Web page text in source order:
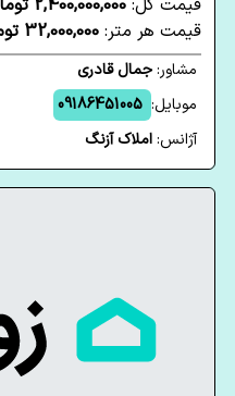
قیمت کل: 2,400,000,000 تومان
قیمت هر متر: 32,000,000 تومان
مشاور:جمال قادری
موبایل: 09186451005
آژانس:املاک آزنگ